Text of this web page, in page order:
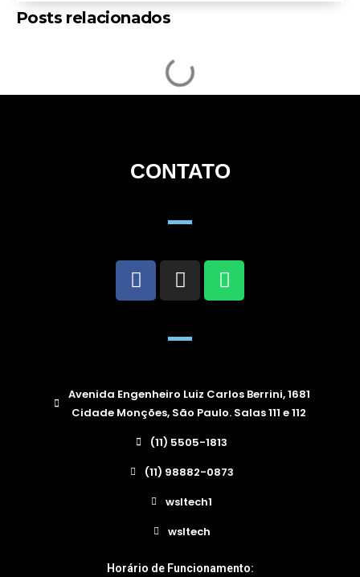
Posts relacionados
CONTATO
Avenida Engenheiro Luiz Carlos Berrini, 1681
Cidade Monções, São Paulo. Salas 111 e 112
(11) 5505-1813
(11) 98882-0873
wsltech1
wsltech
Horário de Funcionamento: